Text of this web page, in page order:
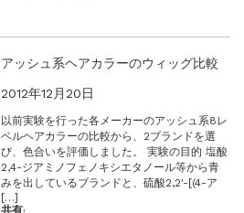
アッシュ系ヘアカラーのウィッグ比較
2012年12月20日
以前実験を行った各メーカーのアッシュ系8レ
ベルヘアカラーの比較から、2ブランドを選
び、色合いを評価しました。 実験の目的 塩酸
2,4-ジアミノフェノキシエタノール等から青
みを出しているブランドと、硫酸2,2′-[(4-ア
[…]